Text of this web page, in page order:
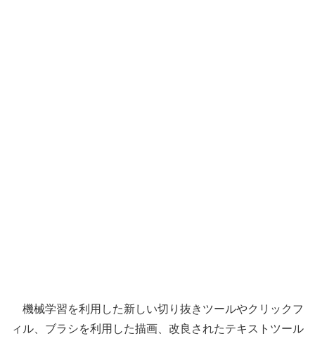
機械学習を利用した新しい切り抜きツールやクリックフ
ィル、ブラシを利用した描画、改良されたテキストツール